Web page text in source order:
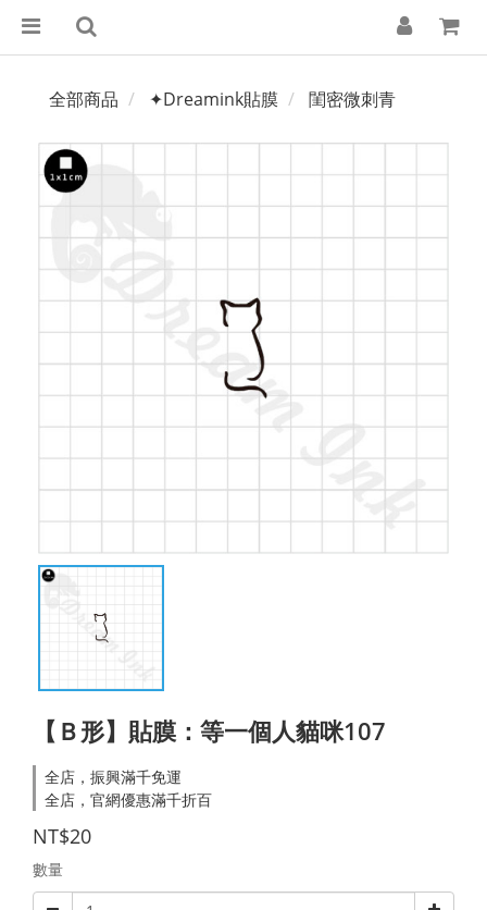
全部商品 ✦Dreamink貼膜 閨密微刺青
【Ｂ形】貼膜：等一個人貓咪107
全店，振興滿千免運
全店，官網優惠滿千折百
NT$20
數量